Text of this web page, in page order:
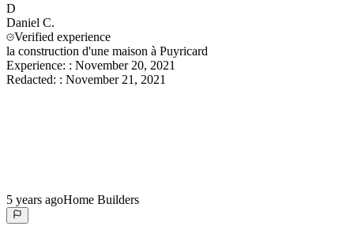
D
Daniel C.
Verified experience
la construction d'une maison à Puyricard
Experience: : November 20, 2021
Redacted: : November 21, 2021
5 years agoHome Builders